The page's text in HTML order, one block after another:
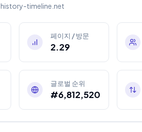
history-timeline.net
페이지 / 방문
2.29
글로벌 순위
#6,812,520